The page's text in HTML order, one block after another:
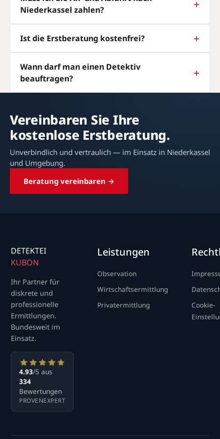
Niederkassel zahlen?
Ist die Erstberatung kostenfrei?
Wann darf man einen Detektiv
beauftragen?
Vereinbaren Sie Ihre
kostenlose Erstberatung.
Unverbindlich und vertraulich — im Einsatz in Niederkassel
und Umgebung.
Beratung vereinbaren →
DETEKTEI
KUBON
Ihr Partner für
diskrete und
professionelle
Ermittlungen.
Bundesweit im
Einsatz.
4.93/5 aus
334
Bewertungen
PROVENEXPERT
Leistungen
Observation
Wirtschaftsermittlung
Privatermittlung
Cookie-